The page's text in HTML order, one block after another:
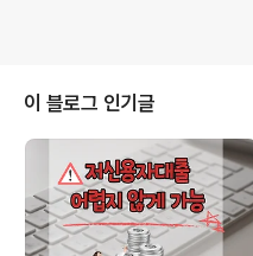
이 블로그 인기글